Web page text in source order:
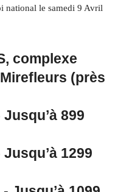
national le samedi 9 Avril
complexe
(près
899
1299